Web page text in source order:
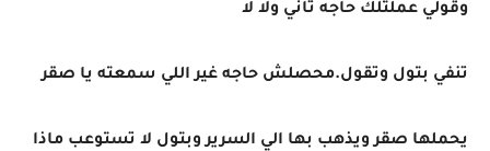
وقولي عملتلك حاجه تاني ولا لا
تنفي بتول وتقول.محصلش حاجه غير اللي سمعته يا صقر
يحملها صقر ويذهب بها الي السرير وبتول لا تستوعب ماذا